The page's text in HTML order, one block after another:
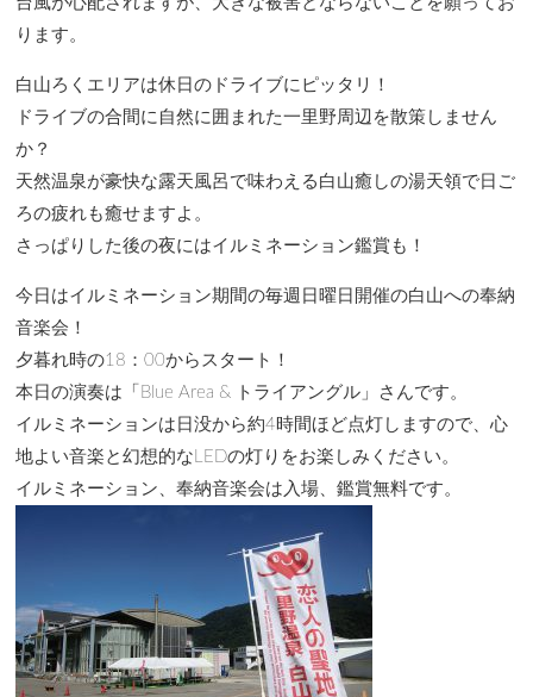
ります。
白山ろくエリアは休日のドライブにピッタリ！
ドライブの合間に自然に囲まれた一里野周辺を散策しません
か？
天然温泉が豪快な露天風呂で味わえる白山癒しの湯天領で日ご
ろの疲れも癒せますよ。
さっぱりした後の夜にはイルミネーション鑑賞も！
今日はイルミネーション期間の毎週日曜日開催の白山への奉納
音楽会！
夕暮れ時の18：00からスタート！
本日の演奏は「Blue Area & トライアングル」さんです。
イルミネーションは日没から約4時間ほど点灯しますので、心
地よい音楽と幻想的なLEDの灯りをお楽しみください。
イルミネーション、奉納音楽会は入場、鑑賞無料です。